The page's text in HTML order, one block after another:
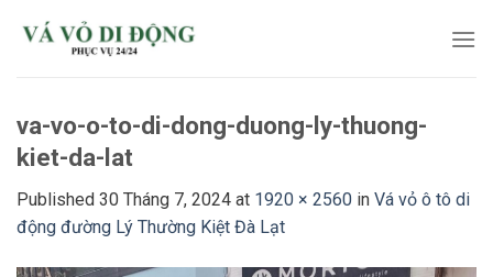
va-vo-o-to-di-dong-duong-ly-thuong-
kiet-da-lat
Published 30 Tháng 7, 2024 at 1920 × 2560 in Vá vỏ ô tô di
động đường Lý Thường Kiệt Đà Lạt